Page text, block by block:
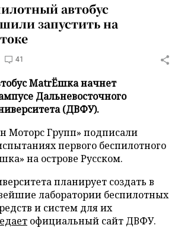
автобус
запустить на
41
MatrЁшка начнет
Дальневосточного
(ДВФУ).
Моторс Групп» подписали
первого беспилотного
на острове Русском.
планирует создать в
лаборатории беспилотных
и систем для их
официальный сайт ДВФУ.